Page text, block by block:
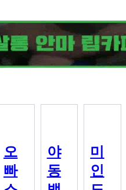
오
빠
야
동
미
인